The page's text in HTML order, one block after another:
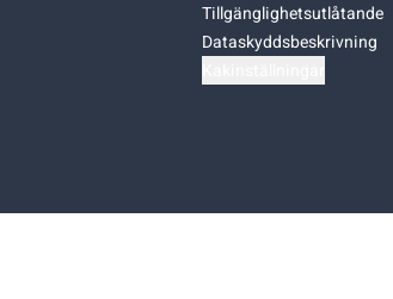
Tillgänglighetsutlåtande
Dataskyddsbeskrivning